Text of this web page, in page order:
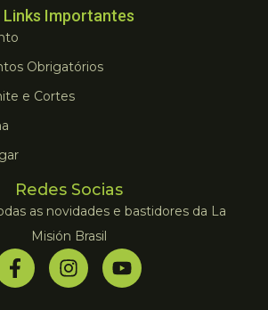
Links Importantes
Obrigatórios
e Cortes
Redes Socias
as novidades e bastidores da La
Misión Brasil